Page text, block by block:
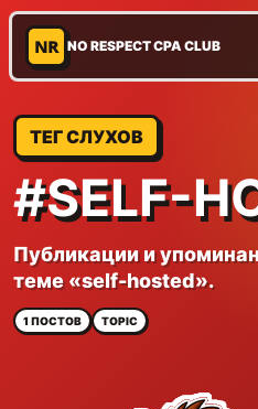
NR NO RESPECT CPA CLUB
ТЕГ СЛУХОВ
#SELF-
Публикации и
теме «self-hosted».
1 ПОСТОВ TOPIC